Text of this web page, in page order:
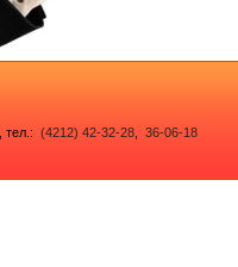
, тел.: (4212) 42-32-28 36-06-18